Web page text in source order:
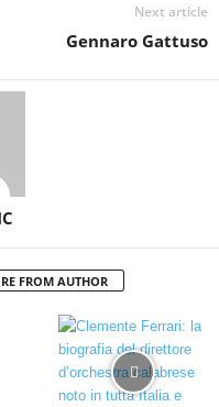
Next article
Gennaro Gattuso
FROM AUTHOR